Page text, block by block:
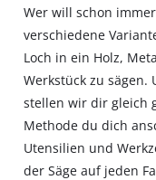
Wer will schon
verschiedene
Loch in ein Holz,
Werkstück zu
stellen wir dir gleich
Methode du dich
Utensilien und
der Säge auf jeden